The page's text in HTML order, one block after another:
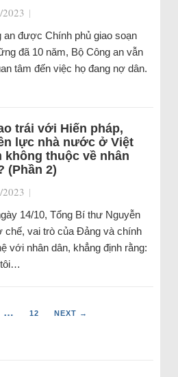
|
an được Chính phủ giao soạn
đã 10 năm, Bộ Công an vẫn
tâm đến việc họ đang nợ dân.
trái với Hiến pháp,
lực nhà nước ở Việt
không thuộc về nhân
(Phần 2)
2023 |
14/10, Tổng Bí thư Nguyễn
chế, vai trò của Đảng và chính
với nhân dân, khẳng định rằng:
tôi…
… 12 NEXT →